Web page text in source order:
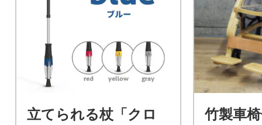
立てられる杖「クロ
竹製車